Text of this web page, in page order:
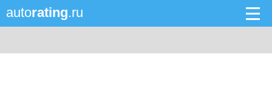
autorating.ru